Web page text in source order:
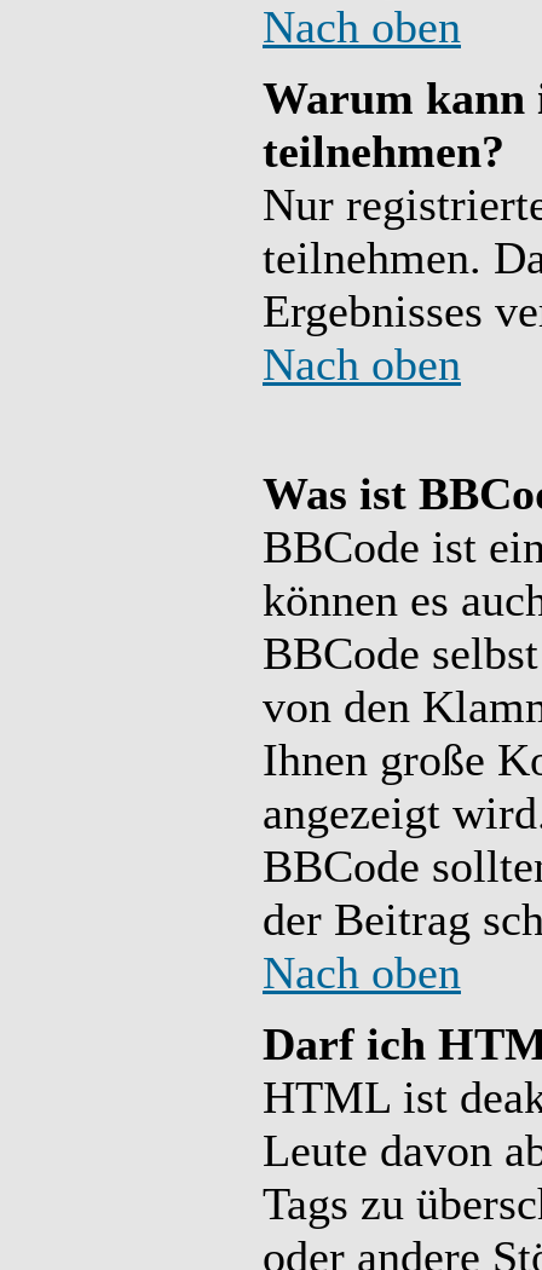
Nach oben
Warum kann
teilnehmen?
Nur
teilnehmen.
Ergebnisses
Nach oben
Was ist
BBCode ist
können es
BBCode
von den
Ihnen große
angezeigt
BBCode
der Beitrag
Nach oben
Darf ich
HTML ist
Leute davon
Tags zu
oder andere